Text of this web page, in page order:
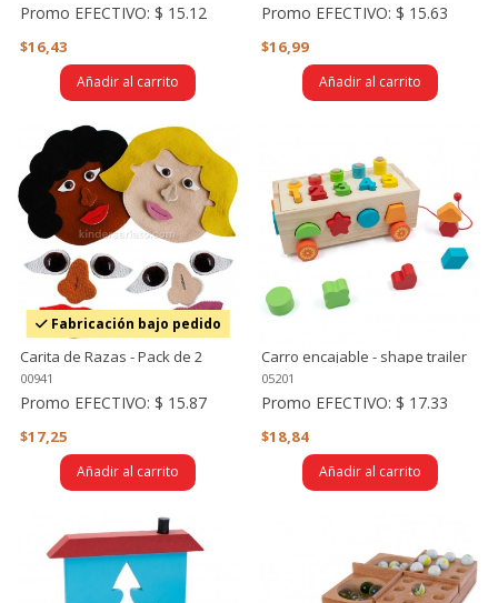
Promo EFECTIVO: $ 15.12
$16,43
Añadir al carrito
Promo EFECTIVO:$ 15.63
$16,99
Añadir al carrito
Fabricación bajo pedido
Carita de Razas - Pack de 2
caritas
00941
Promo EFECTIVO: $ 15.87
$17,25
Añadir al carrito
Carro encajable - shape trailer
05201
Promo EFECTIVO:$ 17.33
$18,84
Añadir al carrito